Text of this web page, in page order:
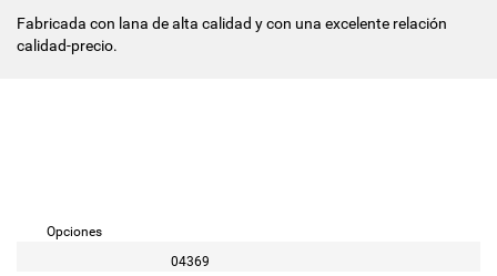
Fabricada con lana de alta calidad y con una excelente relación
calidad-precio.
Opciones
04369